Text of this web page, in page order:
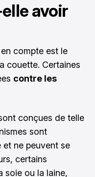
avoir
compte est le
couette. Certaines
contre les
conçues de telle
sont
et ne peuvent se
certains
soie ou la laine,